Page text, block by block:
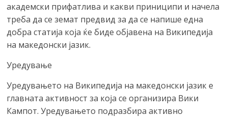
академски прифатлива и какви приниципи и начела
треба да се земат предвид за да се напише една
добра статија која ќе биде објавена на Википедија
на македонски јазик.
Уредување
Уредувањето на Википедија на македонски јазик е
главната активност за која се организира Вики
Кампот. Уредувањето подразбира активно